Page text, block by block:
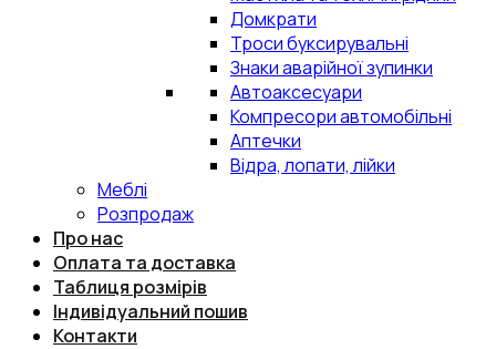
Домкрати
Троси буксирувальні
Знаки аварійної зупинки
Автоаксесуари
Компресори автомобільні
Аптечки
Відра, лопати, лійки
Меблі
Розпродаж
Про нас
Оплата та доставка
Таблиця розмірів
Індивідуальний пошив
Контакти